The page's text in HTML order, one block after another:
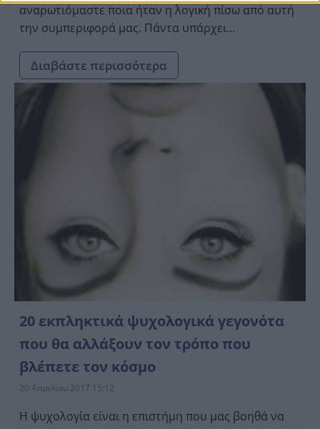
αναρωτιόμαστε ποια ήταν η λογική πίσω από αυτή
την συμπεριφορά μας. Πάντα υπάρχει...
Διαβάστε περισσότερα
20 εκπληκτικά ψυχολογικά γεγονότα
που θα αλλάξουν τον τρόπο που
βλέπετε τον κόσμο
20 Απριλίου 2017 15:12
Η ψυχολογία είναι η επιστήμη που μας βοηθά να